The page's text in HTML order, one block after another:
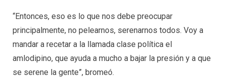
“Entonces, eso es lo que nos debe preocupar
principalmente, no pelearnos, serenarnos todos. Voy a
mandar a recetar a la llamada clase política el
amlodipino, que ayuda a mucho a bajar la presión y a que
se serene la gente”, bromeó.